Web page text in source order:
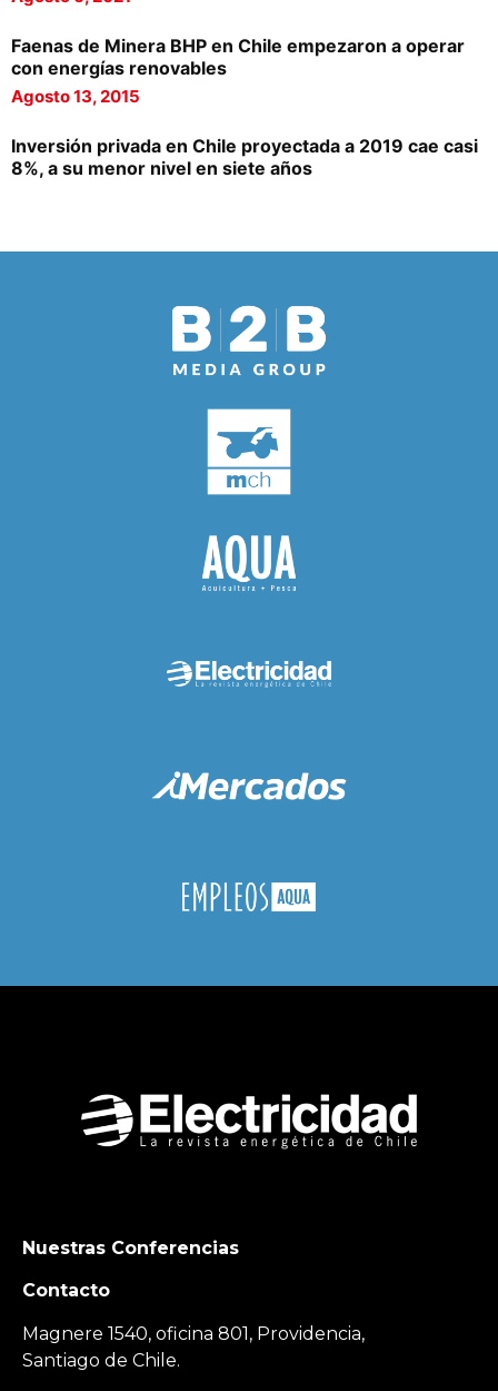
Faenas de Minera BHP en Chile empezaron a operar
con energías renovables
Agosto 13, 2015
Inversión privada en Chile proyectada a 2019 cae casi
8%, a su menor nivel en siete años
Nuestras Conferencias
Contacto
Magnere 1540, oficina 801, Providencia,
Santiago de Chile.